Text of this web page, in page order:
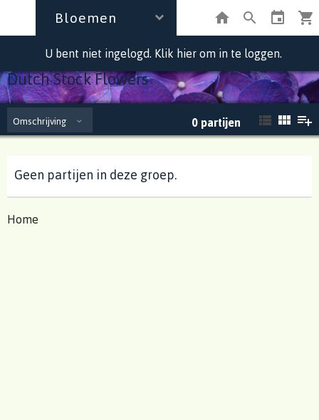
Bloemen
U bent niet ingelogd. Klik hier om in te loggen.
Dutch Stock Flowers
Omschrijving 0 partijen
Geen partijen in deze groep.
Home